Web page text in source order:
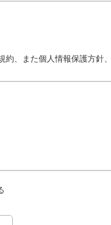
、また個人情報保護方針